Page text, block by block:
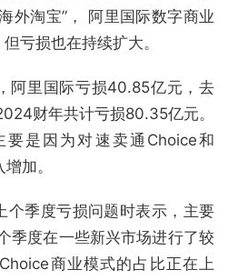
外淘宝”， 阿里国际数字商业
亏损也在持续扩大。
阿里国际亏损40.85亿元，去
财年共计亏损80.35亿元。
是因为对速卖通Choice和
加。
个季度亏损问题时表示，主要
季度在一些新兴市场进行了较
商业模式的占比正在上